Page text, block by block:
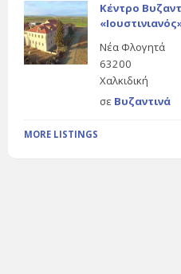
Κέντρο
Νέα Φλογητά
63200
Χαλκιδική
σε Βυζαντινά
MORE LISTINGS